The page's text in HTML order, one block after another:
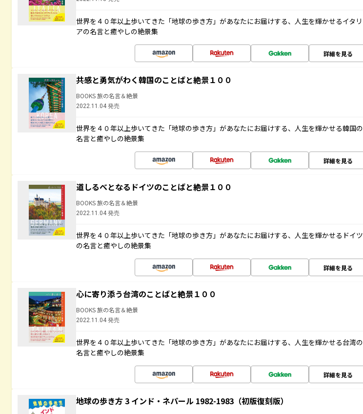
世界を４０年以上歩いてきた「地球の歩き方」があなたにお届けする、人生を輝かせるイタリ
アの名言と癒やしの絶景集
詳細を見る
共感と勇気がわく韓国のことばと絶景１００
BOOKS 旅の名言＆絶景
2022.11.04 発売
世界を４０年以上歩いてきた「地球の歩き方」があなたにお届けする、人生を輝かせる韓国の
名言と癒やしの絶景集
詳細を見る
道しるべとなるドイツのことばと絶景１００
BOOKS 旅の名言＆絶景
2022.11.04 発売
世界を４０年以上歩いてきた「地球の歩き方」があなたにお届けする、人生を輝かせるドイツ
の名言と癒やしの絶景集
詳細を見る
心に寄り添う台湾のことばと絶景１００
BOOKS 旅の名言＆絶景
2022.11.04 発売
世界を４０年以上歩いてきた「地球の歩き方」があなたにお届けする、人生を輝かせる台湾の
名言と癒やしの絶景集
詳細を見る
地球の歩き方 3 インド・ネパール 1982-1983（初版復刻版）